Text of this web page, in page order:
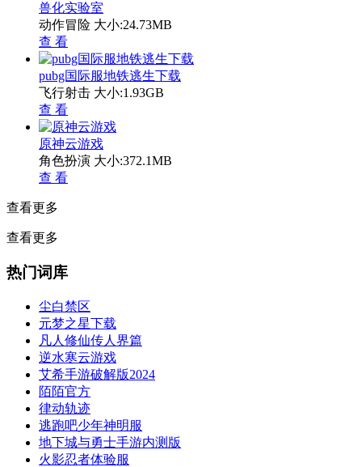
兽化实验室
动作冒险 大小:24.73MB
查 看
pubg国际服地铁逃生下载
飞行射击 大小:1.93GB
查 看
原神云游戏
角色扮演 大小:372.1MB
查 看
查看更多
查看更多
热门词库
尘白禁区
元梦之星下载
凡人修仙传人界篇
逆水寒云游戏
艾希手游破解版2024
陌陌官方
律动轨迹
逃跑吧少年神明服
地下城与勇士手游内测版
火影忍者体验服